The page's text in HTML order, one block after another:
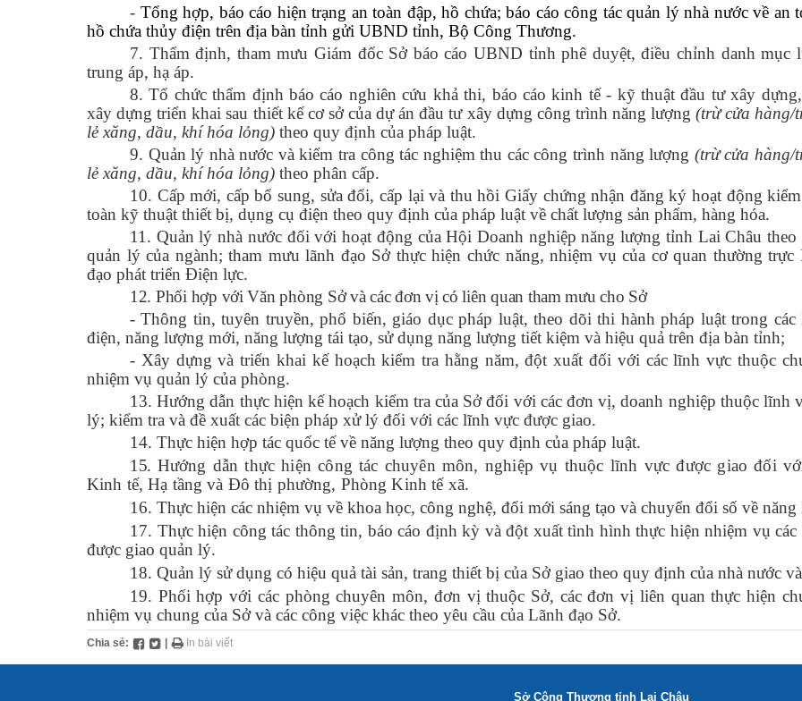
- Tổng hợp, báo cáo hiện trạng an toàn đập, hồ chứa; báo cáo công tác quản lý nhà nước về an
hồ chứa thủy điện trên địa bàn tỉnh gửi UBND tỉnh, Bộ Công Thương.
7. Thẩm định, tham mưu Giám đốc Sở báo cáo UBND tỉnh phê duyệt, điều chỉnh danh mục
trung áp, hạ áp.
8. Tổ chức thẩm địnhbáo cáo nghiên cứu khả thi, báo cáo kinh tế - kỹ thuật đầu tư xây
xây dựng triển khai sau thiết kế cơ sở của dự án đầu tư xây dựng công trình năng lượng(trừ cửa hàng/
lẻ xăng, dầu, khí hóa lỏng) theo quy định của pháp luật.
9. Quản lý nhà nước vàkiểm tra công tác nghiệm thu các công trình năng lượng (trừ cửa hàng/
lẻ xăng, dầu, khí hóa lỏng) theo phân cấp.
10. Cấp mới, cấp bổ sung, sửa đổi, cấp lại và thu hồi Giấy chứng nhận đăng ký hoạt động
toàn kỹ thuật thiết bị, dụng cụ điện theo quy định của pháp luật về chất lượng sản phẩm, hàng hóa.
11. Quản lý nhà nước đối với hoạt động của Hội Doanh nghiệp năng lượng tỉnh Lai Châu
quản lý của ngành; tham mưu lãnh đạo Sở thực hiện chức năng, nhiệm vụ của cơ quan thường trực
đạo phát triển Điện lực.
12. Phối hợp với Văn phòng Sở và các đơn vị có liên quan tham mưu cho Sở
- Thông tin, tuyên truyền, phổ biến, giáo dục pháp luật, theo dõi thi hành pháp luật trong
điện, năng lượng mới, năng lượng tái tạo, sử dụng năng lượng tiết kiệm và hiệu quả trên địa bàn tỉnh;
- Xây dựng và triển khai kế hoạch kiểm tra hằng năm, đột xuất đối với các lĩnh vực thuộc
nhiệm vụ quản lý của phòng.
13. Hướng dẫn thực hiện kế hoạch kiểm tra của Sở đối với các đơn vị, doanh nghiệp thuộc lĩnh
lý; kiểm tra và đề xuất các biện pháp xử lý đối với các lĩnh vực được giao.
14. Thực hiện hợp tác quốc tế về năng lượng theo quy định của pháp luật.
15. Hướng dẫn thực hiện công tác chuyên môn, nghiệp vụ thuộc lĩnh vực được giao đối
Kinh tế, Hạ tầng và Đô thị phường, Phòng Kinh tế xã.
16. Thực hiện các nhiệm vụ về khoa học, công nghệ, đổi mới sáng tạo và chuyển đổi số về
17. Thực hiện công tác thông tin, báo cáo định kỳ và đột xuất tình hình thực hiện nhiệm vụ
được giao quản lý.
18. Quản lý sử dụng có hiệu quả tài sản, trang thiết bị của Sở giao theo quy định của nhà nước
19. Phối hợp với các phòng chuyên môn, đơn vị thuộc Sở, các đơn vị liên quan thực hiện
nhiệm vụ chung của Sở và các công việc khác theo yêu cầu của Lãnh đạo Sở.
Chia sẻ: In bài viết
Sở Công Thương tỉnh Lai Châu